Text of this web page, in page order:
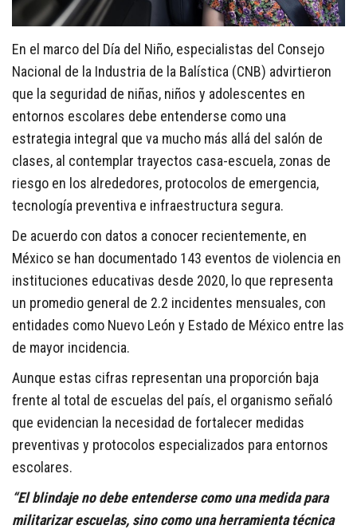
En el marco del Día del Niño, especialistas del Consejo
Nacional de la Industria de la Balística (CNB) advirtieron
que la seguridad de niñas, niños y adolescentes en
entornos escolares debe entenderse como una
estrategia integral que va mucho más allá del salón de
clases, al contemplar trayectos casa-escuela, zonas de
riesgo en los alrededores, protocolos de emergencia,
tecnología preventiva e infraestructura segura.
De acuerdo con datos a conocer recientemente, en
México se han documentado 143 eventos de violencia en
instituciones educativas desde 2020, lo que representa
un promedio general de 2.2 incidentes mensuales, con
entidades como Nuevo León y Estado de México entre las
de mayor incidencia.
Aunque estas cifras representan una proporción baja
frente al total de escuelas del país, el organismo señaló
que evidencian la necesidad de fortalecer medidas
preventivas y protocolos especializados para entornos
escolares.
“El blindaje no debe entenderse como una medida para
militarizar escuelas, sino como una herramienta técnica